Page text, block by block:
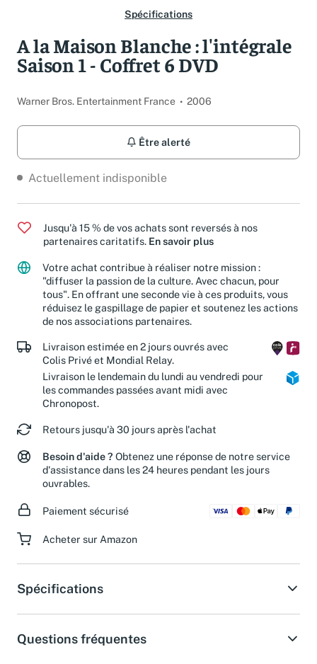
Spécifications
A la Maison Blanche : l'intégrale
Saison 1 - Coffret 6 DVD
Warner Bros. Entertainment France 2006
Être alerté
Actuellement indisponible
Jusqu'à 15 % de vos achats sont reversés à nos
partenaires caritatifs. En savoir plus
Votre achat contribue à réaliser notre mission :
"diffuser la passion de la culture. Avec chacun, pour
tous". En offrant une seconde vie à ces produits, vous
réduisez le gaspillage de papier et soutenez les actions
de nos associations partenaires.
Livraison estimée en 2 jours ouvrés avec
Colis Privé et Mondial Relay.
Livraison le lendemain du lundi au vendredi pour
les commandes passées avant midi avec
Chronopost.
Retours jusqu'à 30 jours après l'achat
Besoin d'aide ? Obtenez une réponse de notre service
d'assistance dans les 24 heures pendant les jours
ouvrables.
Paiement sécurisé
Acheter sur Amazon
Spécifications
Questions fréquentes